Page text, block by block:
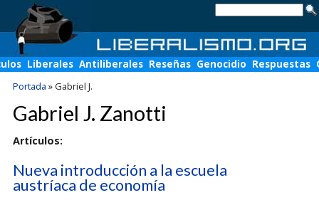
Liberales Antiliberales Reseñas Genocidio Respuestas
Portada »Gabriel J.
Gabriel J. Zanotti
Artículos:
Nueva introducción a la escuela
austríaca de economía